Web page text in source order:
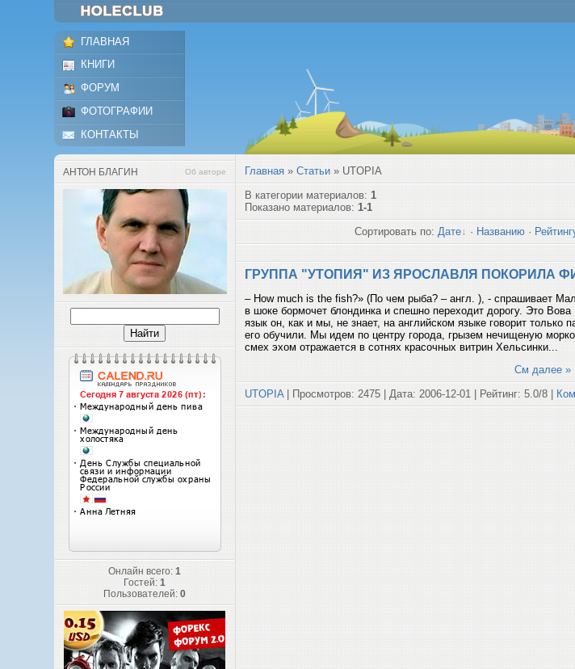
ГЛАВНАЯ
КНИГИ
ФОРУМ
ФОТОГРАФИИ
КОНТАКТЫ
АНТОН БЛАГИН Об авторе
Онлайн всего:1
Гостей:1
Пользователей:0
Главная »Статьи » UTOPIA
В категории материалов:1
Показано материалов:1-1
Сортировать по: Дате · Названию·
ГРУППА "УТОПИЯ" ИЗ ЯРОСЛАВЛЯ ПОКОРИЛА
– How much is the fish?» (По чем рыба? – англ. ), - спрашивает
в шоке бормочет блондинка и спешно переходит дорогу. Это
язык он, как и мы, не знает, на английском языке говорит
его обучили. Мы идем по центру города, грызем нечищеную
смех эхом отражается в сотнях красочных витрин Хельсинки...
См далее »
UTOPIA| Просмотров: 2475 | Дата:2006-12-01 | Рейтинг: 5.0/8 |